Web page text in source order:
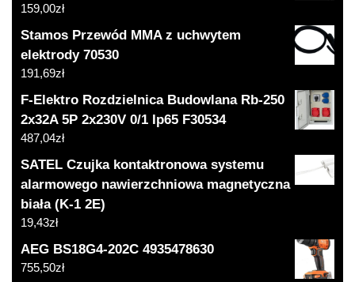
159,00zł
Stamos Przewód MMA z uchwytem
elektrody 70530
191,69zł
F-Elektro Rozdzielnica Budowlana Rb-250
2x32A 5P 2x230V 0/1 Ip65 F30534
487,04zł
SATEL Czujka kontaktronowa systemu
alarmowego nawierzchniowa magnetyczna
biała (K-1 2E)
19,43zł
AEG BS18G4-202C 4935478630
755,50zł